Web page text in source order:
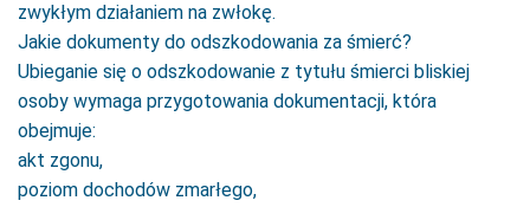
zwykłym działaniem na zwłokę.
Jakie dokumenty do odszkodowania za śmierć?
Ubieganie się o odszkodowanie z tytułu śmierci bliskiej
osoby wymaga przygotowania dokumentacji, która
obejmuje:
akt zgonu,
poziom dochodów zmarłego,